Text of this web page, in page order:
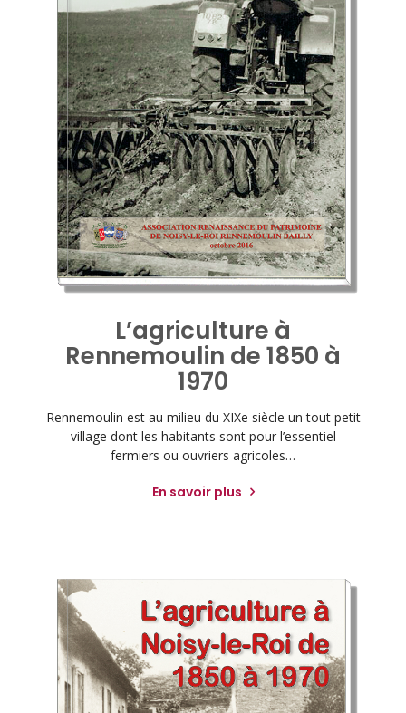
L’agriculture à
Rennemoulin de 1850 à
1970
Rennemoulin est au milieu du XIXe siècle un tout petit
village dont les habitants sont pour l’essentiel
fermiers ou ouvriers agricoles…
En savoir plus